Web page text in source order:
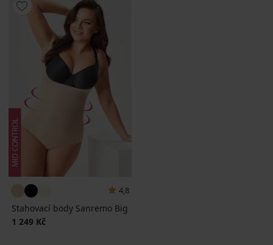
4,8
Stahovací body Sanremo Big
1 249 Kč